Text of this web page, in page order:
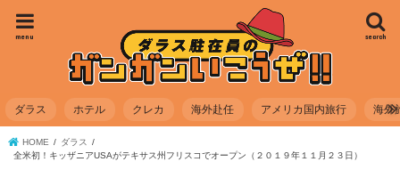
search
menu
ダラス ホテル クレカ 海外赴任 アメリカ国内旅行 海外
HOME
ダラス
全米初！キッザニアUSAがテキサス州フリスコでオープン（２０１９年１１月２３日）